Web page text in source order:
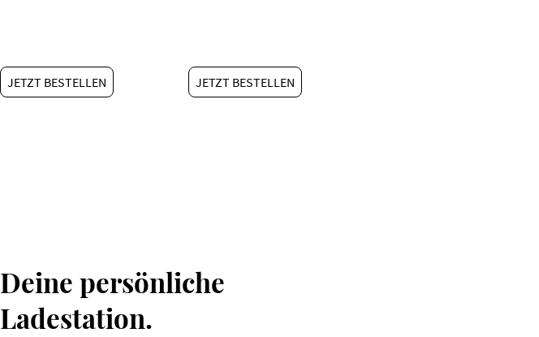
JETZT BESTELLEN JETZT BESTELLEN
Deine persönliche
Ladestation.